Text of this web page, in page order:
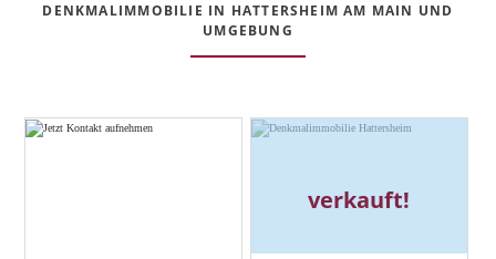
DENKMALIMMOBILIE IN HATTERSHEIM AM MAIN UND
UMGEBUNG
verkauft!